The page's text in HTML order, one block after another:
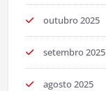
outubro 2025
setembro 2025
agosto 2025